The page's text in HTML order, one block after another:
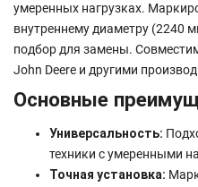
умеренных нагрузках.
внутреннему диаметру (2240
подбор для замены.
John Deere и другими
Основные
Универсальность:
техники с умеренными
Точная установка: